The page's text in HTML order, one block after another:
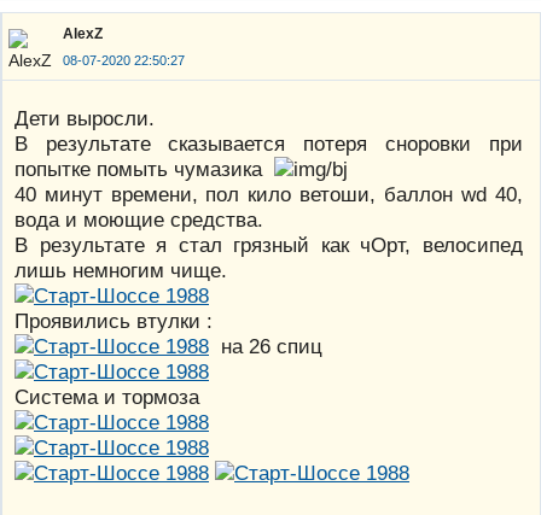
AlexZ
08-07-2020 22:50:27
Дети выросли.
В результате сказывается потеря сноровки при
попытке помыть чумазика
40 минут времени, пол кило ветоши, баллон wd 40,
вода и моющие средства.
В результате я стал грязный как чОрт, велосипед
лишь немногим чище.
Проявились втулки :
на 26 спиц
Система и тормоза